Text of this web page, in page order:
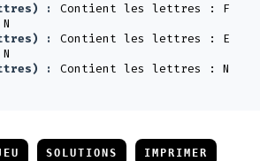
:
Contient les lettres : F
:
Contient les lettres : E
:
Contient les lettres : N
SOLUTIONS IMPRIMER